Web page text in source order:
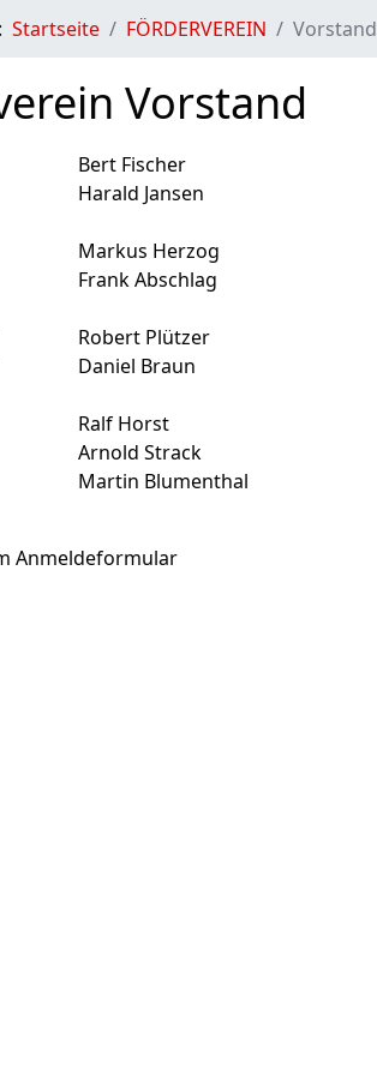
Startseite FÖRDERVEREIN Vorstand
Vorstand
Bert Fischer
Harald Jansen
Markus Herzog
Frank Abschlag
Robert Plützer
Daniel Braun
Ralf Horst
Arnold Strack
Martin Blumenthal
Anmeldeformular